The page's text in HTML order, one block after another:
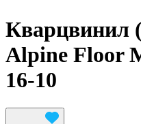
Кварцвинил
Alpine Floor
16-10